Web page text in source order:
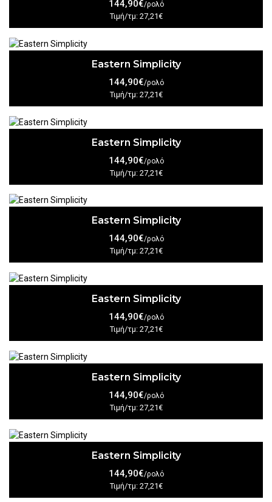
144,90€/ρολό
Τιμή/τμ: 27,21€
Eastern Simplicity
144,90€/ρολό
Τιμή/τμ: 27,21€
Eastern Simplicity
144,90€/ρολό
Τιμή/τμ: 27,21€
Eastern Simplicity
144,90€/ρολό
Τιμή/τμ: 27,21€
Eastern Simplicity
144,90€/ρολό
Τιμή/τμ: 27,21€
Eastern Simplicity
144,90€/ρολό
Τιμή/τμ: 27,21€
Eastern Simplicity
144,90€/ρολό
Τιμή/τμ: 27,21€